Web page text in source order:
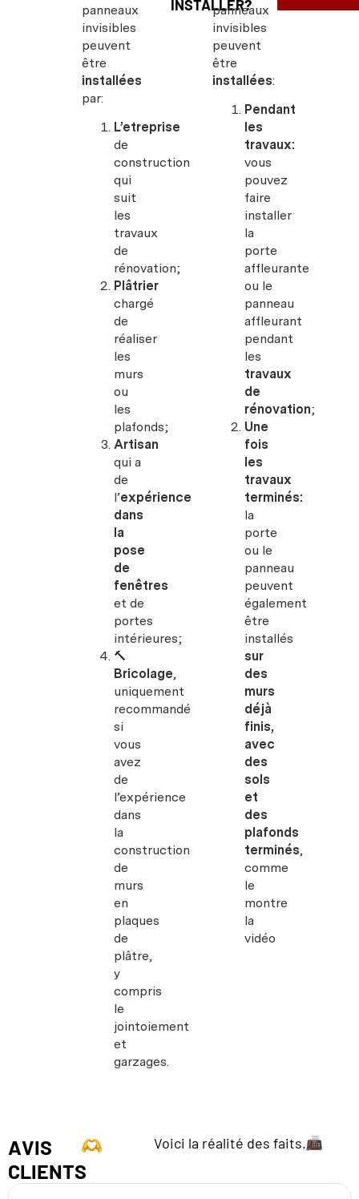
panneaux
invisibles
peuvent
être
installées
par:
L’etreprise
de
construction
qui
suit
les
travaux
de
rénovation;
Plâtrier
chargé
de
réaliser
les
murs
ou
les
plafonds;
Artisan
qui a
de
l’expérience
dans
la
pose
de
fenêtres
et de
portes
intérieures;
🔨
Bricolage,
uniquement
recommandé
si
vous
avez
de
l’expérience
dans
la
construction
de
murs
en
plaques
de
plâtre,
y
compris
le
jointoiement
et
garzages.
INSTALLER?
panneaux
invisibles
peuvent
être
installées:
Pendant
les
travaux:
vous
pouvez
faire
installer
la
porte
affleurante
ou le
panneau
affleurant
pendant
les
travaux
de
rénovation;
Une
fois
les
travaux
terminés:
la
porte
ou le
panneau
peuvent
également
être
installés
sur
des
murs
déjà
finis,
avec
des
sols
et
des
plafonds
terminés,
comme
le
montre
la
vidéo
AVIS
CLIENTS
Voici la réalité des faits.